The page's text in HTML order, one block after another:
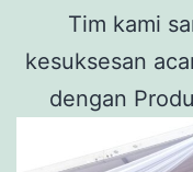
Tim kami
kesuksesan
dengan